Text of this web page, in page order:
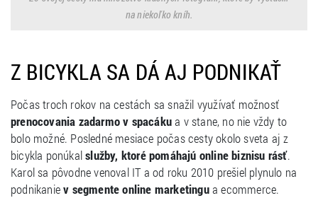
na niekoľko kníh.
Z BICYKLA SA DÁ AJ PODNIKAŤ
Počas troch rokov na cestách sa snažil využívať možnosť
prenocovania zadarmo v spacákua v stane, no nie vždy to
bolo možné. Posledné mesiace počas cesty okolo sveta aj z
bicykla ponúkalslužby, ktoré pomáhajú online biznisu rásť.
Karol sa pôvodne venoval IT a od roku 2010 prešiel plynulo na
podnikaniev segmente online marketingua ecommerce.